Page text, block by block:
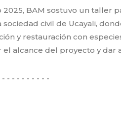
2025, BAM sostuvo un taller
civil de Ucayali,
y restauración con
alcance del proyecto y dar